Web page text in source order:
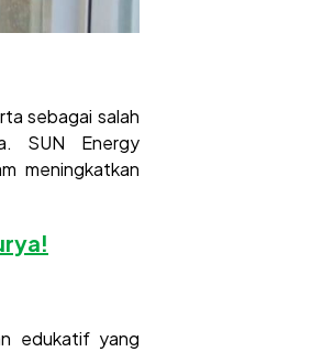
sebagai salah
SUN Energy
meningkatkan
edukatif yang